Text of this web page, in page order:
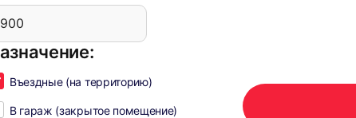
Въездные (на территорию)
В гараж (закрытое помещение)